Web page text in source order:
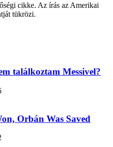
cikke. Az írás az Amerikai
tükrözi.
találkoztam Messivel?
Orbán Was Saved